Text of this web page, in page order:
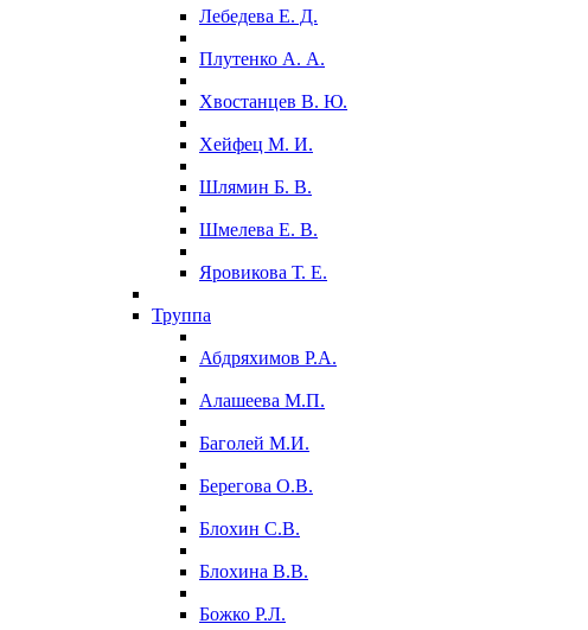
Лебедева Е. Д.
Плутенко А. А.
Хвостанцев В. Ю.
Хейфец М. И.
Шлямин Б. В.
Шмелева Е. В.
Яровикова Т. Е.
Труппа
Абдряхимов Р.А.
Алашеева М.П.
Баголей М.И.
Берегова О.В.
Блохин С.В.
Блохина В.В.
Божко Р.Л.